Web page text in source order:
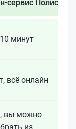
сервис Полис 812
минут
всё онлайн
вы можно